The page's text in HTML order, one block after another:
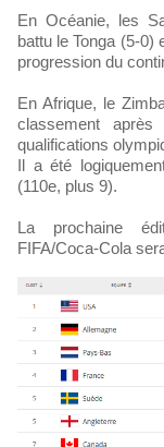
En Océanie, les
battu le Tonga (5-0)
progression du
En Afrique, le
classement
qualifications
Il a été
(110e, plus 9).
La prochaine
FIFA/Coca-Cola